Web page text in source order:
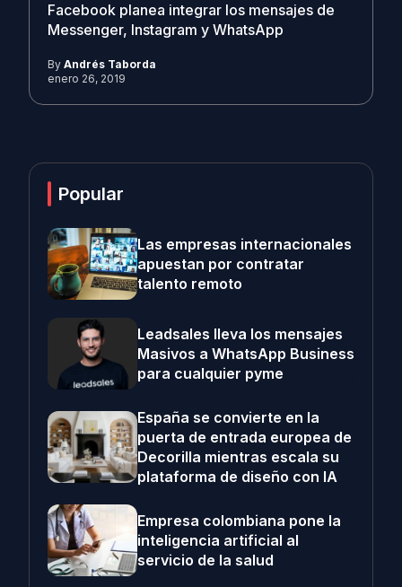
Facebook planea integrar los mensajes de
Messenger, Instagram y WhatsApp
By Andrés Taborda
enero 26, 2019
Popular
Las empresas internacionales
apuestan por contratar
talento remoto
Leadsales lleva los mensajes
Masivos a WhatsApp Business
para cualquier pyme
España se convierte en la
puerta de entrada europea de
Decorilla mientras escala su
plataforma de diseño con IA
Empresa colombiana pone la
inteligencia artificial al
servicio de la salud